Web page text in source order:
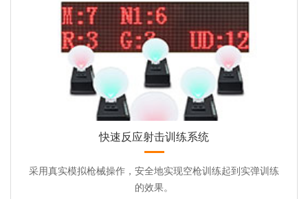
快速反应射击训练系统
采用真实模拟枪械操作，安全地实现空枪训练起到实弹训练
的效果。